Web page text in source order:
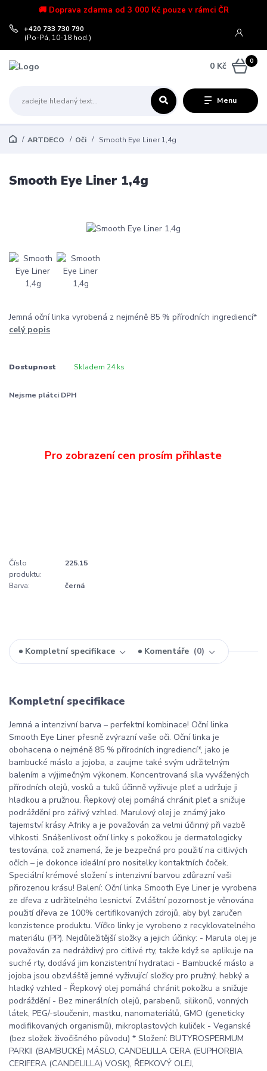
🚚 Doprava zdarma od 3 000 Kč pouze v rámci ČR
Menu
+420 733 730 790
(Po-Pá, 10-18 hod.)
0
0 Kč
ARTDECO Oči Smooth Eye Liner 1,4g
Smooth Eye Liner 1,4g
Jemná oční linka vyrobená z nejméně 85 % přírodních ingrediencí*
celý popis
Dostupnost Skladem 24 ks
Nejsme plátci DPH
Číslo
produktu:
225.15
Barva: černá
Kompletní specifikace Komentáře 0
Kompletní specifikace
Jemná a intenzivní barva – perfektní kombinace! Oční linka
Smooth Eye Liner přesně zvýrazní vaše oči. Oční linka je
obohacena o nejméně 85 % přírodních ingrediencí*, jako je
bambucké máslo a jojoba, a zaujme také svým udržitelným
balením a výjimečným výkonem. Koncentrovaná síla vyvážených
přírodních olejů, vosků a tuků účinně vyživuje pleť a udržuje ji
hladkou a pružnou. Řepkový olej pomáhá chránit pleť a snižuje
podráždění pro zářivý vzhled. Marulový olej je známý jako
tajemství krásy Afriky a je považován za velmi účinný při vazbě
vlhkosti. Snášenlivost oční linky s pokožkou je dermatologicky
testována, což znamená, že je bezpečná pro použití na citlivých
očích – je dokonce ideální pro nositelky kontaktních čoček.
Speciální krémové složení s intenzivní barvou zdůrazní vaši
přirozenou krásu! Balení: Oční linka Smooth Eye Liner je vyrobena
ze dřeva z udržitelného lesnictví. Zvláštní pozornost je věnována
použití dřeva ze 100% certifikovaných zdrojů, aby byl zaručen
konzistence produktu. Víčko linky je vyrobeno z recyklovatelného
materiálu (PP). Nejdůležitější složky a jejich účinky: - Marula olej je
považován za nedráždivý pro citlivé rty, takže když se aplikuje na
suché rty, dodává jim konzistentní hydrataci - Bambucké máslo a
jojoba jsou obzvláště jemné vyživující složky pro pružný, hebký a
hladký vzhled - Řepkový olej pomáhá chránit pokožku a snižuje
podráždění - Bez minerálních olejů, parabenů, silikonů, vonných
látek, PEG/-sloučenin, mastku, nanomateriálů, GMO (geneticky
modifikovaných organismů), mikroplastových kuliček - Veganské
(bez složek živočišného původu) * Složení: BUTYROSPERMUM
PARKII (BAMBUCKÉ) MÁSLO, CANDELILLA CERA (EUPHORBIA
CERIFERA (CANDELILLA) VOSK), ŘEPKOVÝ OLEJ,